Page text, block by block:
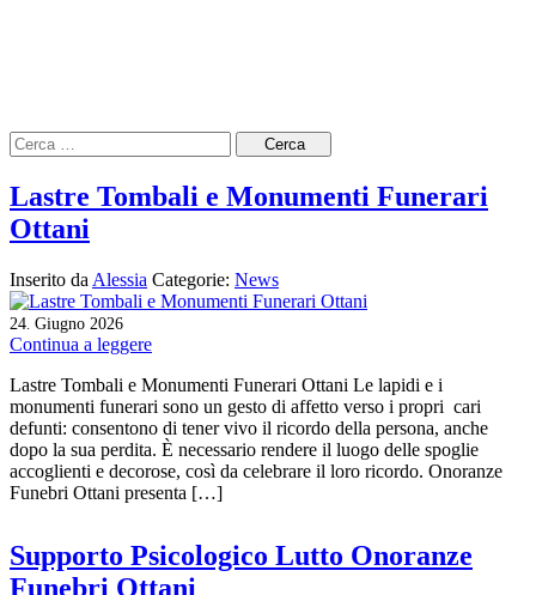
Cerca
per:
Lastre Tombali e Monumenti Funerari
Ottani
Inserito da Alessia Categorie: News
24. Giugno 2026
Continua a leggere
Lastre Tombali e Monumenti Funerari Ottani Le lapidi e i
monumenti funerari sono un gesto di affetto verso i propri cari
defunti: consentono di tener vivo il ricordo della persona, anche
dopo la sua perdita. È necessario rendere il luogo delle spoglie
accoglienti e decorose, così da celebrare il loro ricordo. Onoranze
Funebri Ottani presenta […]
Supporto Psicologico Lutto Onoranze
Funebri Ottani